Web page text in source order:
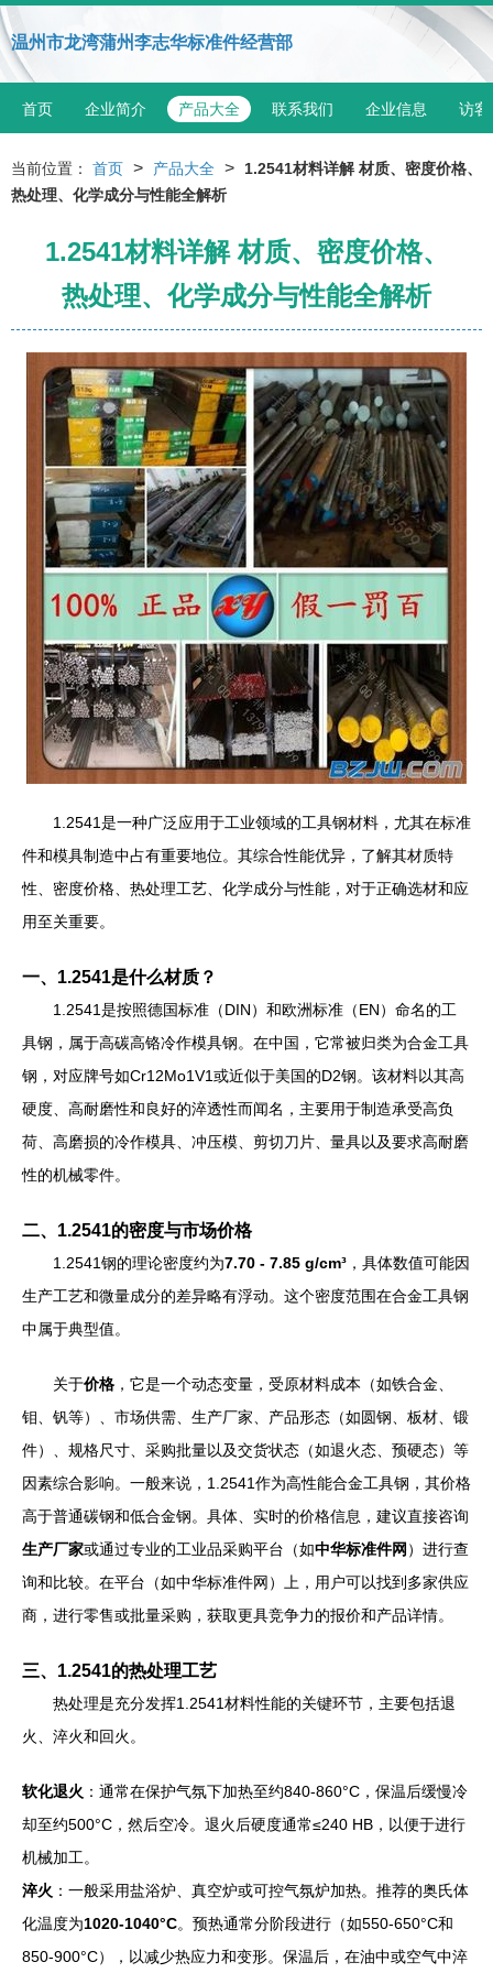
温州市龙湾蒲州李志华标准件经营部
首页 企业简介 产品大全 联系我们 企业信息 访客
当前位置： 首页 > 产品大全 >
1.2541材料详解 材质、密度价格、
热处理、化学成分与性能全解析
1.2541材料详解 材质、密度价格、
热处理、化学成分与性能全解析
1.2541是一种广泛应用于工业领域的工具钢材料，尤其在标准
件和模具制造中占有重要地位。其综合性能优异，了解其材质特
性、密度价格、热处理工艺、化学成分与性能，对于正确选材和应
用至关重要。
一、1.2541是什么材质？
1.2541是按照德国标准（DIN）和欧洲标准（EN）命名的工
具钢，属于高碳高铬冷作模具钢。在中国，它常被归类为合金工具
钢，对应牌号如Cr12Mo1V1或近似于美国的D2钢。该材料以其高
硬度、高耐磨性和良好的淬透性而闻名，主要用于制造承受高负
荷、高磨损的冷作模具、冲压模、剪切刀片、量具以及要求高耐磨
性的机械零件。
二、1.2541的密度与市场价格
1.2541钢的理论密度约为7.70 - 7.85 g/cm³ ，具体数值可能因
生产工艺和微量成分的差异略有浮动。这个密度范围在合金工具钢
中属于典型值。
关于价格 ，它是一个动态变量，受原材料成本（如铁合金、
钼、钒等）、市场供需、生产厂家、产品形态（如圆钢、板材、锻
件）、规格尺寸、采购批量以及交货状态（如退火态、预硬态）等
因素综合影响。一般来说，1.2541作为高性能合金工具钢，其价格
高于普通碳钢和低合金钢。具体、实时的价格信息，建议直接咨询
生产厂家或通过专业的工业品采购平台（如中华标准件网 ）进行查
询和比较。在平台（如中华标准件网）上，用户可以找到多家供应
商，进行零售或批量采购，获取更具竞争力的报价和产品详情。
三、1.2541的热处理工艺
热处理是充分发挥1.2541材料性能的关键环节，主要包括退
火、淬火和回火。
软化退火 ：通常在保护气氛下加热至约840-860°C，保温后缓慢冷
却至约500°C，然后空冷。退火后硬度通常≤240 HB，以便于进行
机械加工。
淬火 ：一般采用盐浴炉、真空炉或可控气氛炉加热。推荐的奥氏体
化温度为1020-1040°C。预热通常分阶段进行（如550-650°C和
850-900°C），以减少热应力和变形。保温后，在油中或空气中淬